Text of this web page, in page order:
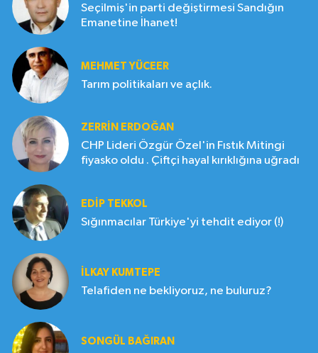
Seçilmiş'in parti değiştirmesi Sandığın
Emanetine İhanet!
MEHMET YÜCEER
Tarım politikaları ve açlık.
ZERRIN ERDOĞAN
CHP Lideri Özgür Özel'in Fıstık Mitingi
fiyasko oldu . Çiftçi hayal kırıklığına uğradı
EDIP TEKKOL
Sığınmacılar Türkiye'yi tehdit ediyor (!)
İLKAY KUMTEPE
Telafiden ne bekliyoruz, ne buluruz?
SONGÜL BAĞIRAN